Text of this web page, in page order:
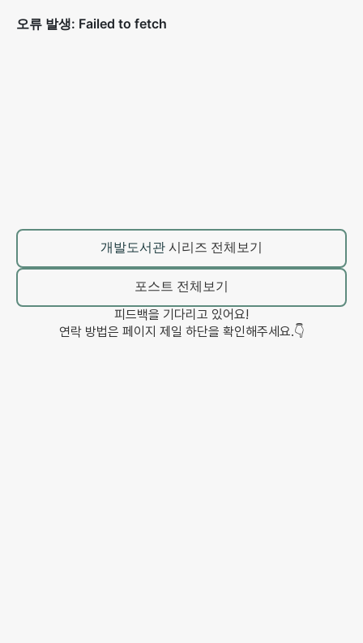
개발도서관 시리즈 전체보기
포스트 전체보기
피드백을 기다리고 있어요!
연락 방법은 페이지 제일 하단을 확인해주세요.👇